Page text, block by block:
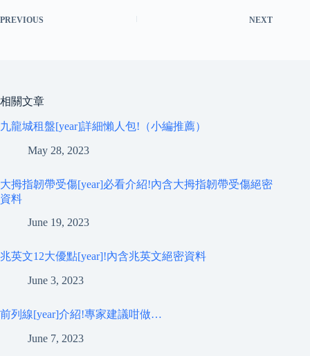
PREVIOUS NEXT
相關文章
九龍城租盤[year]詳細懶人包!（小編推薦）
May 28, 2023
大拇指韌帶受傷[year]必看介紹!內含大拇指韌帶受傷絕密
資料
June 19, 2023
兆英文12大優點[year]!內含兆英文絕密資料
June 3, 2023
前列線[year]介紹!專家建議咁做…
June 7, 2023